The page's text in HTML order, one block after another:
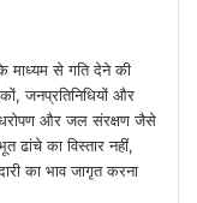
माध्यम से गति देने की
जनप्रतिनिधियों और
और जल संरक्षण जैसे
ढांचे का विस्तार नहीं,
का भाव जागृत करना